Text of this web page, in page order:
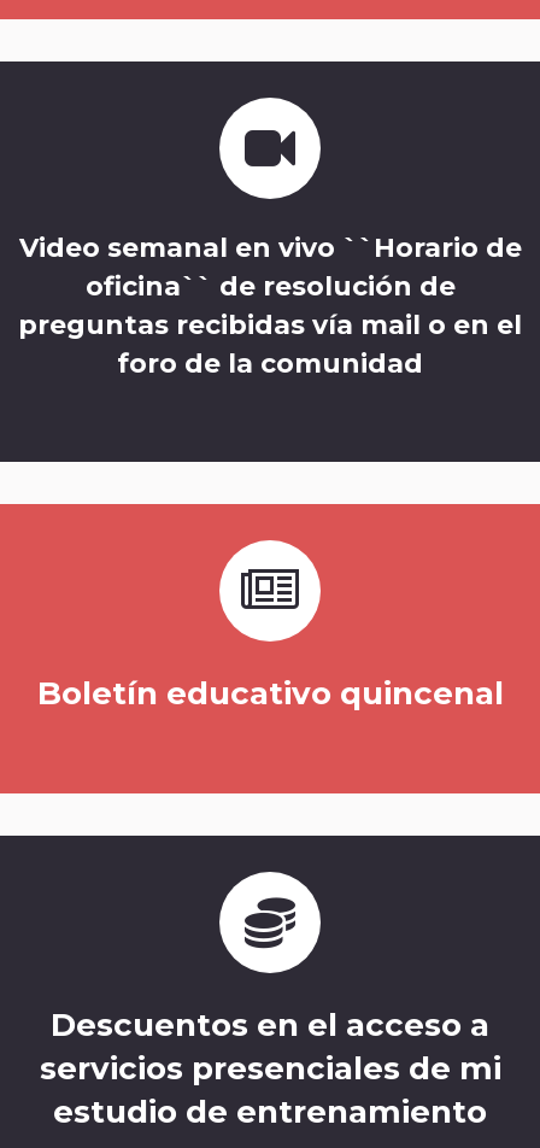
Video semanal en vivo ``Horario de
oficina`` de resolución de
preguntas recibidas vía mail o en el
foro de la comunidad
Descuentos en el acceso a
servicios presenciales de mi
estudio de entrenamiento
Boletín educativo quincenal